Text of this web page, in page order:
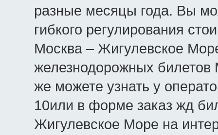
разные месяцы года. Вы
гибкого регулирования
Москва – Жигулевское
железнодорожных
же можете узнать у
10или в форме заказ жд
Жигулевское Море на